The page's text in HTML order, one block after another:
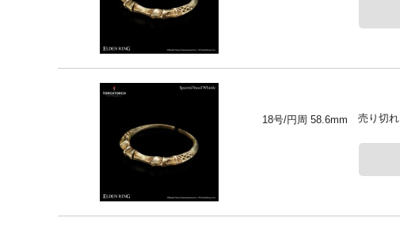
18号/円周 58.6mm 売り切れ